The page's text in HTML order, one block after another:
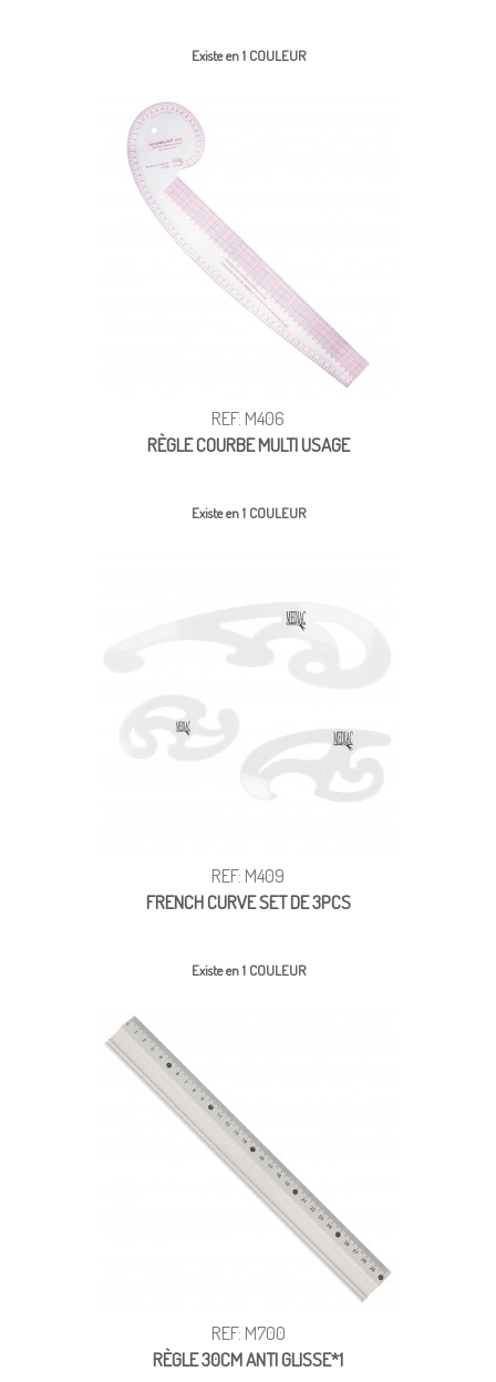
Existe en 1 COULEUR
REF: M406
RÈGLE COURBE MULTI USAGE
Existe en 1 COULEUR
REF: M409
FRENCH CURVE SET DE 3PCS
Existe en 1 COULEUR
REF: M700
RÈGLE 30CM ANTI GLISSE*1